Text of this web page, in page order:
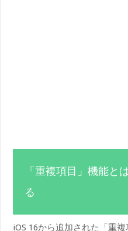
「重複項目」機能と
る
iOS 16から追加された「重